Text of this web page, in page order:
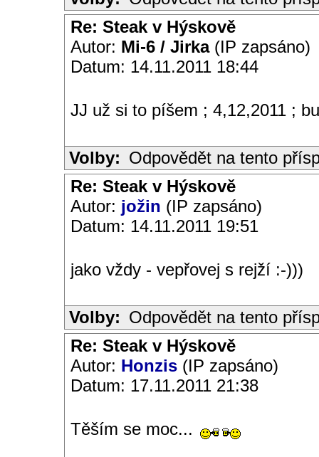
Re: Steak v Hýskově
Autor: Mi-6 / Jirka(IP zapsáno)
Datum: 14.11.2011 18:44
JJ už si to píšem ; 4,12,2011 ;
Volby: Odpovědět na tento
Re: Steak v Hýskově
Autor: jožin (IP zapsáno)
Datum: 14.11.2011 19:51
jako vždy - vepřovej s rejží :-)))
Volby: Odpovědět na tento
Re: Steak v Hýskově
Autor: Honzis (IP zapsáno)
Datum: 17.11.2011 21:38
Těším se moc...